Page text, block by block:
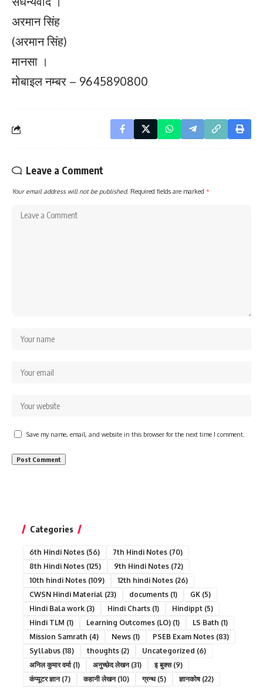
अरमान सिंह
(अरमान सिंह)
मानसा ।
मोबाइल नम्बर – 9645890800
Leave a Comment
Your email address will not be published. Required fields are marked *
Save my name, email, and website in this browser for the next time I comment.
Categories
6th Hindi Notes (56) 7th Hindi Notes (70)
8th Hindi Notes (125) 9th Hindi Notes (72)
10th hindi Notes (109) 12th hindi Notes (26)
CWSN Hindi Material (23) documents (1) GK (5)
Hindi Bala work (3) Hindi Charts (1) Hindippt (5)
Hindi TLM (1) Learning Outcomes (LO) (1) LS Bath (1)
Mission Samrath (4) News (1) PSEB Exam Notes (83)
Syllabus (18) thoughts (2) Uncategorized (6)
अनिल कुमार वर्मा(1) अनुच्छेद लेखन(31) इ बुक्स(9)
कंप्यूटर ज्ञान(7) कहानी लेखन(10) ग्रन्थ(5) ज्ञानकोष(22)